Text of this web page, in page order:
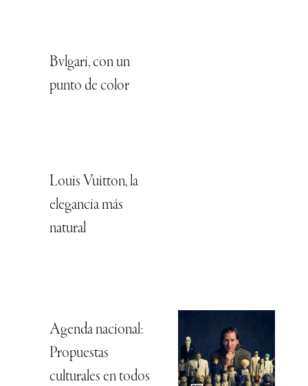
Bvlgari, con un
punto de color
Louis Vuitton, la
elegancia más
natural
Agenda nacional:
Propuestas
culturales en todos